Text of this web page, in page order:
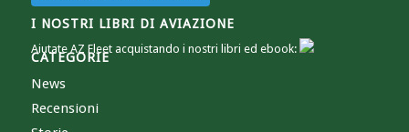
I NOSTRI LIBRI DI AVIAZIONE
Aiutate AZ Fleet acquistando i nostri libri ed ebook:
CATEGORIE
News
Recensioni